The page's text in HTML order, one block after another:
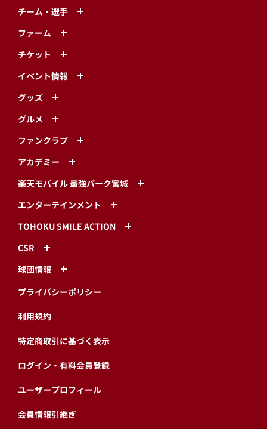
チーム・選手
ファーム
チケット
イベント情報
グッズ
グルメ
ファンクラブ
アカデミー
楽天モバイル 最強パーク宮城
エンターテインメント
TOHOKU SMILE ACTION
CSR
球団情報
プライバシーポリシー
利用規約
特定商取引に基づく表示
ログイン・有料会員登録
ユーザープロフィール
会員情報引継ぎ